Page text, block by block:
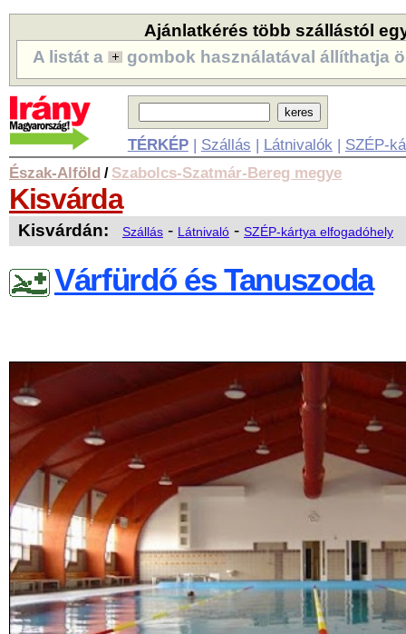
Ajánlatkérés több szállástól
A listát a
gombok használatával állíthatja
TÉRKÉP| Szállás | Látnivalók | SZÉP-
Észak-Alföld / Szabolcs-Szatmár-Bereg megye
Kisvárda
Kisvárdán: Szállás - Látnivaló - SZÉP-kártya elfogadóhely
Várfürdő és Tanuszoda